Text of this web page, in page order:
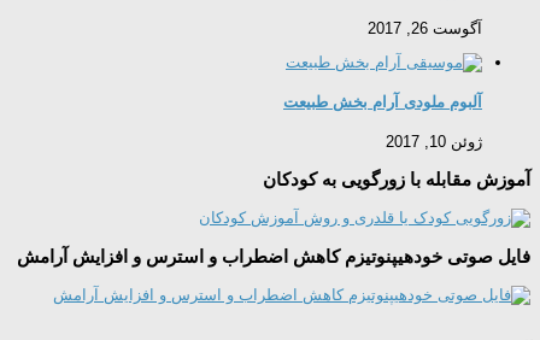
آگوست 26, 2017
آلبوم ملودی آرام بخش طبیعت
ژوئن 10, 2017
آموزش مقابله با زورگویی به کودکان
فایل صوتی خودهیپنوتیزم کاهش اضطراب و استرس و افزایش آرامش